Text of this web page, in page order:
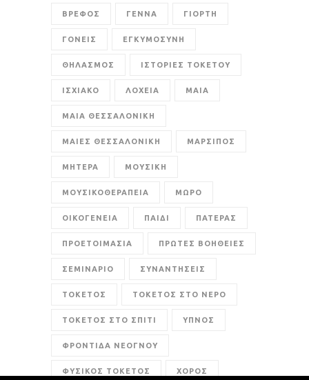
ΒΡΕΦΟΣ ΓΕΝΝΑ ΓΙΟΡΤΗ
ΓΟΝΕΙΣ ΕΓΚΥΜΟΣΥΝΗ
ΘΗΛΑΣΜΟΣ ΙΣΤΟΡΙΕΣ ΤΟΚΕΤΟΥ
ΙΣΧΙΑΚΟ ΛΟΧΕΙΑ ΜΑΙΑ
ΜΑΙΑ ΘΕΣΣΑΛΟΝΙΚΗ
ΜΑΙΕΣ ΘΕΣΣΑΛΟΝΙΚΗ ΜΑΡΣΙΠΟΣ
ΜΗΤΕΡΑ ΜΟΥΣΙΚΗ
ΜΟΥΣΙΚΟΘΕΡΑΠΕΙΑ ΜΩΡΟ
ΟΙΚΟΓΕΝΕΙΑ ΠΑΙΔΙ ΠΑΤΕΡΑΣ
ΠΡΟΕΤΟΙΜΑΣΙΑ ΠΡΩΤΕΣ ΒΟΗΘΕΙΕΣ
ΣΕΜΙΝΑΡΙΟ ΣΥΝΑΝΤΗΣΕΙΣ
ΤΟΚΕΤΟΣ ΤΟΚΕΤΟΣ ΣΤΟ ΝΕΡΟ
ΤΟΚΕΤΟΣ ΣΤΟ ΣΠΙΤΙ ΥΠΝΟΣ
ΦΡΟΝΤΙΔΑ ΝΕΟΓΝΟΥ
ΦΥΣΙΚΟΣ ΤΟΚΕΤΟΣ ΧΟΡΟΣ